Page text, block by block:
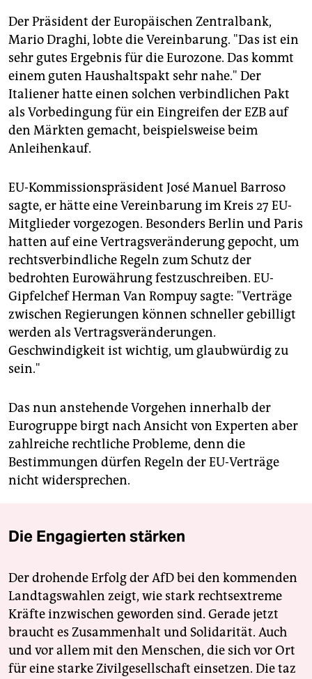
Der Präsident der Europäischen Zentralbank,
Mario Draghi, lobte die Vereinbarung. "Das ist ein
sehr gutes Ergebnis für die Eurozone. Das kommt
einem guten Haushaltspakt sehr nahe." Der
Italiener hatte einen solchen verbindlichen Pakt
als Vorbedingung für ein Eingreifen der EZB auf
den Märkten gemacht, beispielsweise beim
Anleihenkauf.
EU-Kommissionspräsident José Manuel Barroso
sagte, er hätte eine Vereinbarung im Kreis 27 EU-
Mitglieder vorgezogen. Besonders Berlin und Paris
hatten auf eine Vertragsveränderung gepocht, um
rechtsverbindliche Regeln zum Schutz der
bedrohten Eurowährung festzuschreiben. EU-
Gipfelchef Herman Van Rompuy sagte: "Verträge
zwischen Regierungen können schneller gebilligt
werden als Vertragsveränderungen.
Geschwindigkeit ist wichtig, um glaubwürdig zu
sein."
Das nun anstehende Vorgehen innerhalb der
Eurogruppe birgt nach Ansicht von Experten aber
zahlreiche rechtliche Probleme, denn die
Bestimmungen dürfen Regeln der EU-Verträge
nicht widersprechen.
Die Engagierten stärken
Der drohende Erfolg der AfD bei den kommenden
Landtagswahlen zeigt, wie stark rechtsextreme
Kräfte inzwischen geworden sind. Gerade jetzt
braucht es Zusammenhalt und Solidarität. Auch
und vor allem mit den Menschen, die sich vor Ort
für eine starke Zivilgesellschaft einsetzen. Die taz